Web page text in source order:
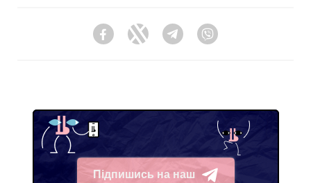
FacebookTwitter Telegram
Підпишись на наш